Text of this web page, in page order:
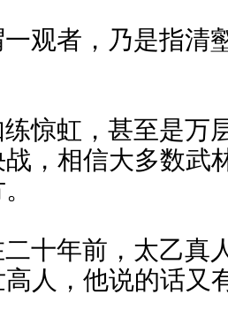
观者，乃是指清
惊虹，甚至是万
，相信大多数武
十年前，太乙真
高人，他说的话又